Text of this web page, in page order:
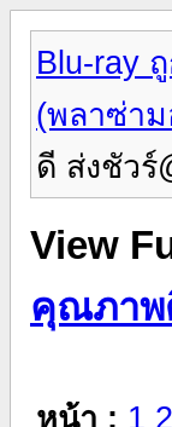
Blu-ray
(พลาซ่า
ดี ส่งชัวร์
View
คุณภาพ
หน้า : 1 2